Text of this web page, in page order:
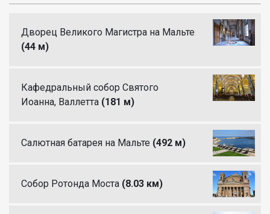
Дворец Великого Магистра на Мальте
(44 м)
Кафедральный собор Святого
Иоанна, Валлетта (181 м)
Салютная батарея на Мальте (492 м)
Собор Ротонда Моста (8.03 км)